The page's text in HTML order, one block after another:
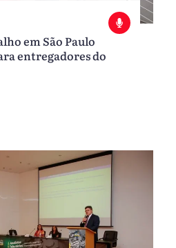
em São Paulo
entregadores do